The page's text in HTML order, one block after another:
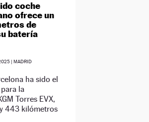
coche
ofrece un
de
batería
| MADRID
ha sido el
la
Torres EVX,
443 kilómetros